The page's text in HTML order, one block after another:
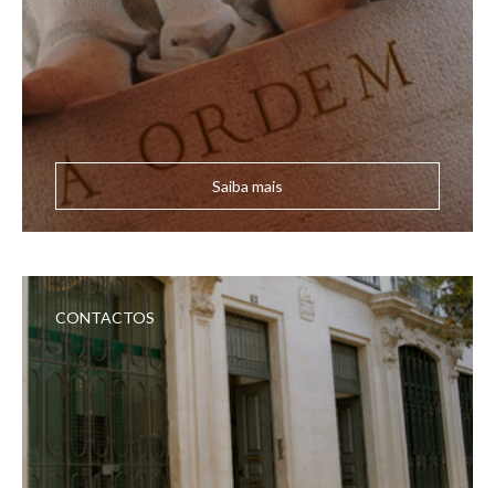
Saiba mais
CONTACTOS